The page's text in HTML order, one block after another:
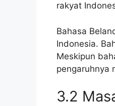
rakyat
Bahasa
Indonesia.
Meskipun
pengaruhnya
3.2